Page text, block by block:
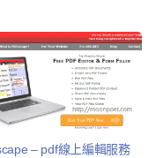
– pdf線上編輯服務